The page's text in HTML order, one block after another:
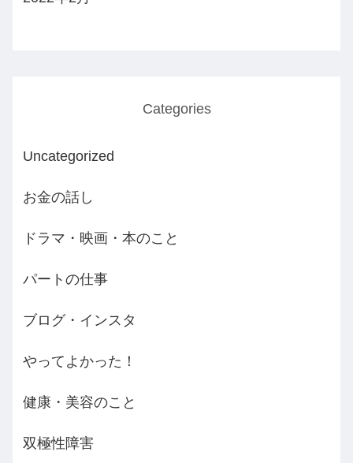
Categories
Uncategorized
お金の話し
ドラマ・映画・本のこと
パートの仕事
ブログ・インスタ
やってよかった！
健康・美容のこと
双極性障害